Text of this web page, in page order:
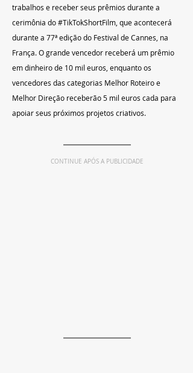
trabalhos e receber seus prêmios durante a
cerimônia do #TikTokShortFilm , que acontecerá
durante a 77ª edição do Festival de Cannes, na
França. O grande vencedor receberá um prêmio
em dinheiro de 10 mil euros, enquanto os
vencedores das categorias Melhor Roteiro e
Melhor Direção receberão 5 mil euros cada para
apoiar seus próximos projetos criativos.
CONTINUE APÓS A PUBLICIDADE